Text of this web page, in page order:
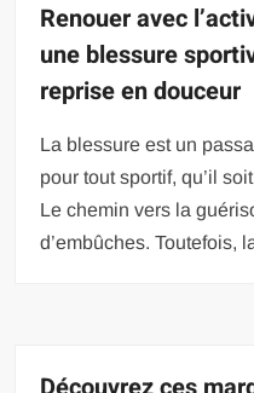
Renouer avec
une blessure
reprise en douceur
La blessure est un
pour tout sportif, qu’il
Le chemin vers la
d’embûches. Toutefois,